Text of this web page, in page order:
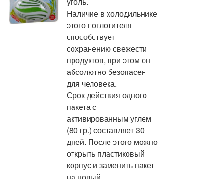
Наличие в холодильнике
этого поглотителя
способствует
сохранению свежести
продуктов, при этом он
абсолютно безопасен
для человека.
Срок действия одного
пакета с
активированным углем
(80 гр.) составляет 30
дней. После этого можно
открыть пластиковый
корпус и заменить пакет
на новый.